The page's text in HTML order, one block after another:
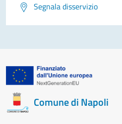
Segnala disservizio
Comune di Napoli